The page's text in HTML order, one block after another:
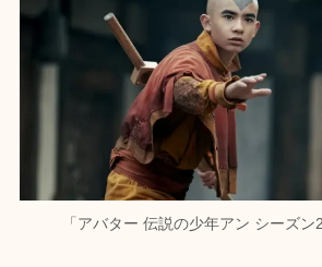
「アバター 伝説の少年アン シーズ